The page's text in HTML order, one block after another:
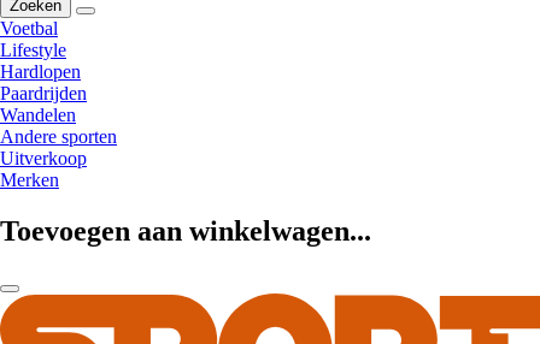
Zoeken
Voetbal
Lifestyle
Hardlopen
Paardrijden
Wandelen
Andere sporten
Uitverkoop
Merken
Toevoegen aan winkelwagen...